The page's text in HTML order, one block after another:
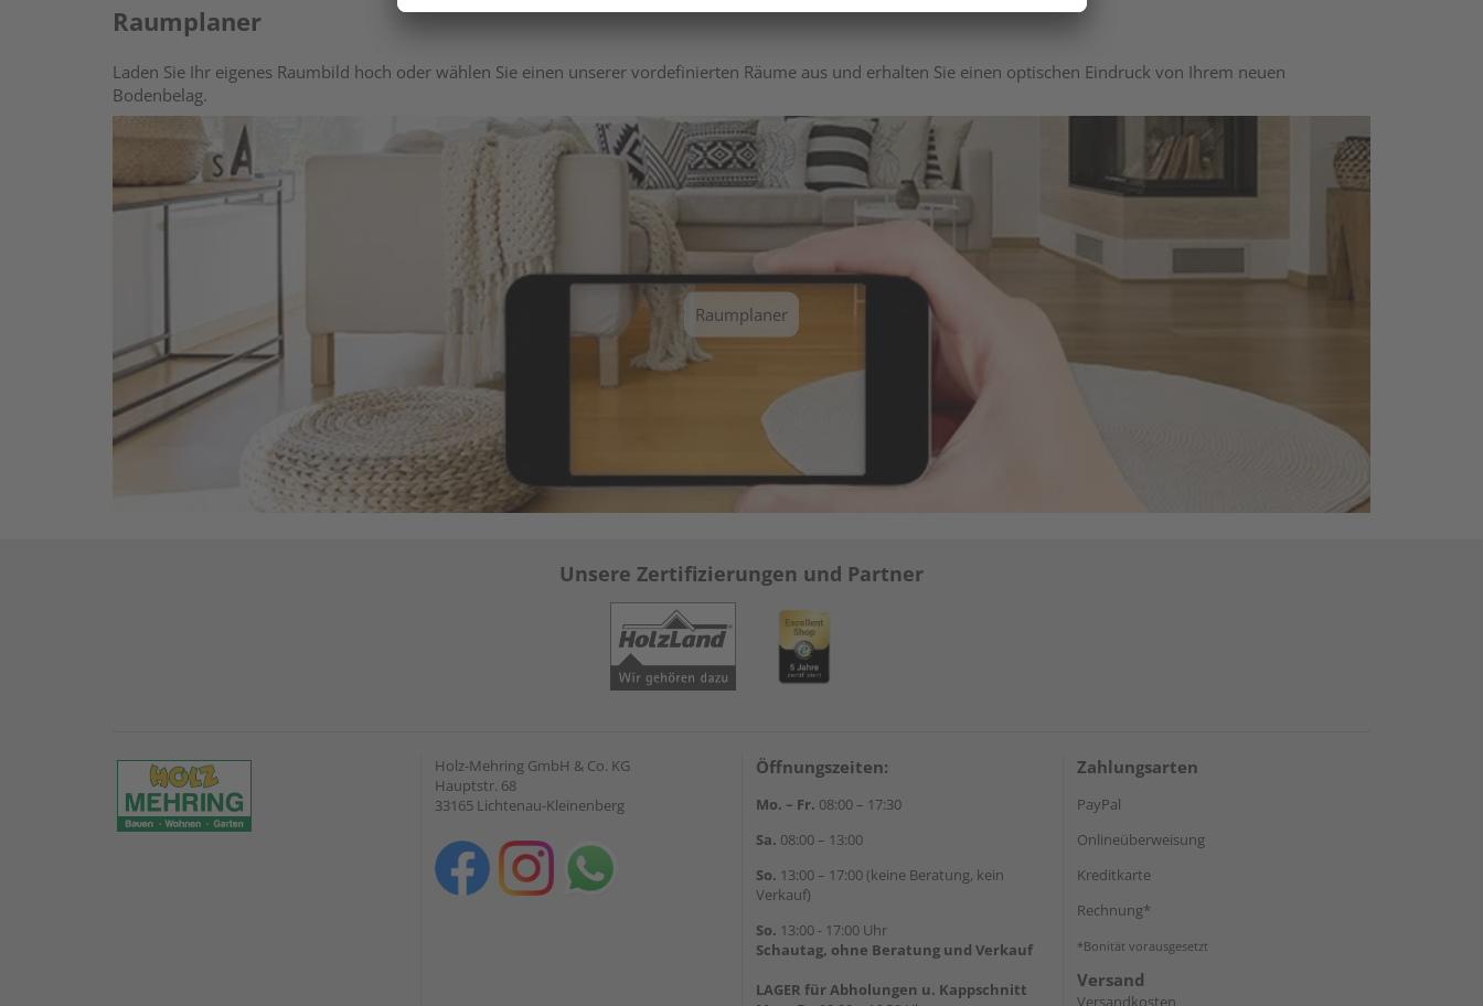
Raumplaner
Laden Sie Ihr eigenes Raumbild hoch oder wählen Sie einen unserer vordefinierten Räume aus und erhalten Sie einen optischen Eindruck von Ihrem neuen
Bodenbelag.
Raumplaner
Unsere Zertifizierungen und Partner
Holz-Mehring GmbH & Co. KG
Hauptstr. 68
33165 Lichtenau-Kleinenberg
Öffnungszeiten:
Mo. – Fr. 08:00 – 17:30
Sa. 08:00 – 13:00
So. 13:00 – 17:00 (keine Beratung, kein
Verkauf)
So. 13:00 - 17:00 Uhr
Schautag, ohne Beratung und Verkauf
LAGER für Abholungen u. Kappschnitt
Zahlungsarten
PayPal
Onlineüberweisung
Kreditkarte
Rechnung*
*Bonität vorausgesetzt
Versand
Versandkosten